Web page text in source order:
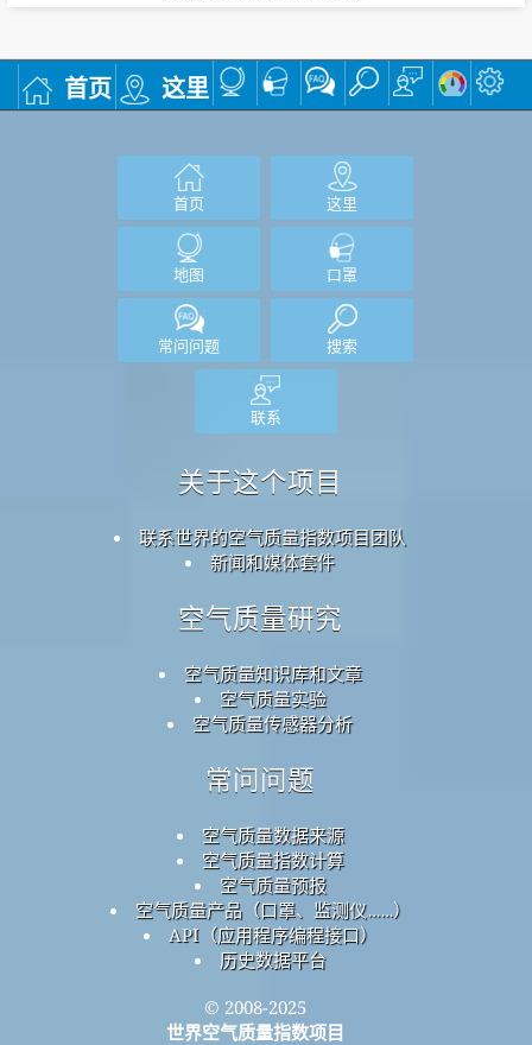
首页 这里
首页 这里
地图 口罩
常问问题 搜索
联系
关于这个项目
联系世界的空气质量指数项目团队
新闻和媒体套件
空气质量研究
空气质量知识库和文章
空气质量实验
空气质量传感器分析
常问问题
空气质量数据来源
空气质量指数计算
空气质量预报
空气质量产品（口罩、监测仪……）
API（应用程序编程接口）
历史数据平台
© 2008-2025
世界空气质量指数项目